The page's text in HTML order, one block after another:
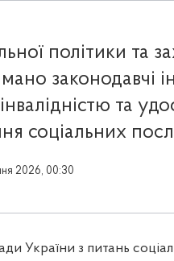
політики та
законодавчі
та
соціальних
2026, 00:30
України з питань